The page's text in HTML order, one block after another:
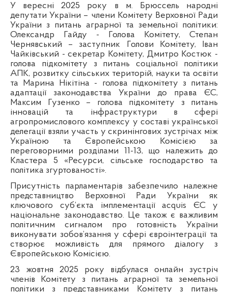
У вересні 2025 року в м. Брюссель народні
депутати України – члени Комітету Верховної Ради
України з питань аграрної та земельної політики:
Олександр Гайду - Голова Комітету, Степан
Чернявський – заступник Голови Комітету, Іван
Чайківський - секретар Комітету, Дмитро Костюк -
голова підкомітету з питань соціальної політики
АПК, розвитку сільських територій, науки та освіти
та Марина Нікітіна - голова підкомітету з питань
адаптації законодавства України до права ЄС,
Максим Гузенко – голова підкомітету з питань
інновацій та інфраструктури в сфері
агропромислового комплексу у составі української
делегації взяли участь у скринінгових зустрічах між
Україною та Європейською Комісією за
переговорними розділами 11-13, що належить до
Кластера 5 «Ресурси, сільське господарство та
політика згуртованості».
Присутність парламентарів забезпечило належне
представництво Верховної Ради України як
ключового суб’єкта імплементації acquis ЄС у
національне законодавство. Це також є важливим
політичним сигналом про готовність України
виконувати зобов’язання у сфері євроінтеграції та
створює можливість для прямого діалогу з
Європейською Комісією.
23 жовтня 2025 року відбулася онлайн зустріч
членів Комітету з питань аграрної та земельної
політики з представниками Комітету з питань